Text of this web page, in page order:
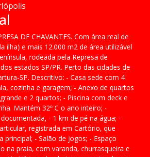
DE CHAVANTES. Com área real de
ilha) e mais 12.000 m2 de área utilizável
rodeada pela Represa de
estados SP/PR. Perto das cidades de
SP. Descritivo: - Casa sede com 4
cozinha e garagem; - Anexo de quartos
e 2 quartos; - Piscina com deck e
Mantém 32º C o ano inteiro; -
- 1 km de pé na água; -
registrada em Cartório, que
principal; - Salão de jogos; - Espaço
na praia, com varanda, churrasqueira e